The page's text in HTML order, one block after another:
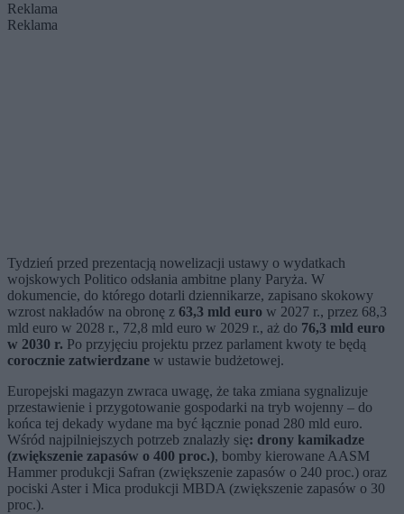
Reklama
Reklama
Tydzień przed prezentacją nowelizacji ustawy o wydatkach
wojskowych Politico odsłania ambitne plany Paryża. W
dokumencie, do którego dotarli dziennikarze, zapisano skokowy
wzrost nakładów na obronę z 63,3 mld euro w 2027 r., przez 68,3
mld euro w 2028 r., 72,8 mld euro w 2029 r., aż do 76,3 mld euro
w 2030 r. Po przyjęciu projektu przez parlament kwoty te będą
corocznie zatwierdzane w ustawie budżetowej.
Europejski magazyn zwraca uwagę, że taka zmiana sygnalizuje
przestawienie i przygotowanie gospodarki na tryb wojenny – do
końca tej dekady wydane ma być łącznie ponad 280 mld euro.
Wśród najpilniejszych potrzeb znalazły się: drony kamikadze
(zwiększenie zapasów o 400 proc.), bomby kierowane AASM
Hammer produkcji Safran (zwiększenie zapasów o 240 proc.) oraz
pociski Aster i Mica produkcji MBDA (zwiększenie zapasów o 30
proc.).